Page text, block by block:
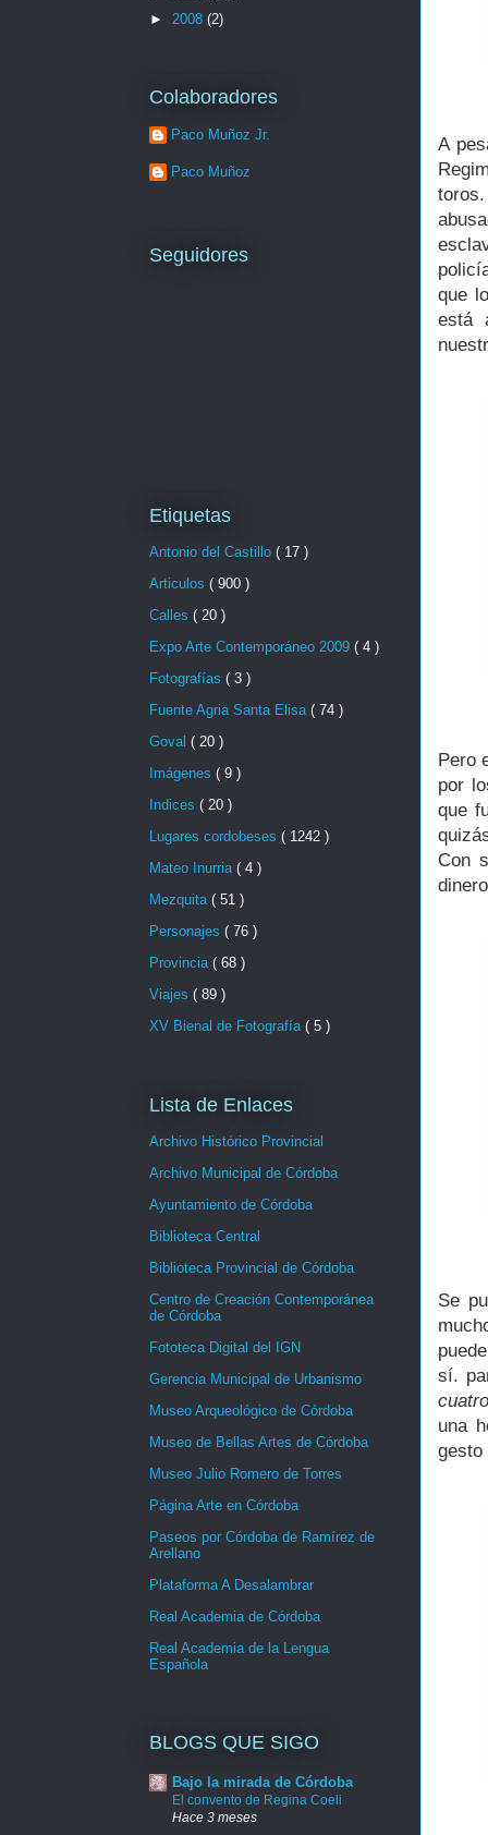
A
que
está
Pero
por
que
Con
Se
sí.
una
gesto
► 2008 (2)
Colaboradores
Paco Muñoz Jr.
Paco Muñoz
Seguidores
Etiquetas
Antonio del Castillo ( 17 )
Articulos ( 900 )
Calles ( 20 )
Expo Arte Contemporáneo 2009 ( 4 )
Fotografías ( 3 )
Fuente Agria Santa Elisa ( 74 )
Goval ( 20 )
Imágenes ( 9 )
Indices ( 20 )
Lugares cordobeses ( 1242 )
Mateo Inurria ( 4 )
Mezquita ( 51 )
Personajes ( 76 )
Provincia ( 68 )
Viajes ( 89 )
XV Bienal de Fotografía ( 5 )
Lista de Enlaces
Archivo Histórico Provincial
Archivo Municipal de Córdoba
Ayuntamiento de Córdoba
Biblioteca Central
Biblioteca Provincial de Córdoba
Centro de Creación Contemporánea
de Córdoba
Fototeca Digital del IGN
Gerencia Municipal de Urbanismo
Museo Arqueológico de Córdoba
Museo de Bellas Artes de Córdoba
Museo Julio Romero de Torres
Página Arte en Córdoba
Paseos por Córdoba de Ramírez de
Arellano
Plataforma A Desalambrar
Real Academia de Córdoba
Real Academia de la Lengua
Española
BLOGS QUE SIGO
Bajo la mirada de Córdoba
El convento de Regina Coeli
Hace 3 meses